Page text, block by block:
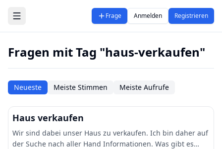
Zum Hauptinhalt springen
Frage Anmelden Registrieren
Fragen mit Tag "haus-verkaufen"
Neueste Meiste Stimmen Meiste Aufrufe
Haus verkaufen
Wir sind dabei unser Haus zu verkaufen. Ich bin daher auf
der Suche nach aller Hand Informationen. Was gibt es